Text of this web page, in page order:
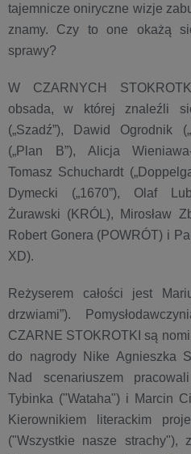
tajemnicze oniryczne wizje
znamy. Czy to one okażą
sprawy?
W CZARNYCH
obsada, w której znaleźli
(„Szadź”), Dawid Ogrodnik
(„Plan B”), Alicja Wieniawa-
Tomasz Schuchardt
Dymecki („1670”), Olaf
Żurawski (KRÓL), Mirosław
Robert Gonera (POWRÓT) i
XD).
Reżyserem całości jest
drzwiami”).
CZARNE STOKROTKI są
do nagrody Nike Agnieszka
Nad scenariuszem
Tybinka ("Wataha") i Marcin
Kierownikiem literackim
("Wszystkie nasze strachy"),